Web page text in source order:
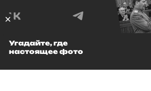
© 1999–2026 Все права защищены.
Угадайте, где
настоящее фото